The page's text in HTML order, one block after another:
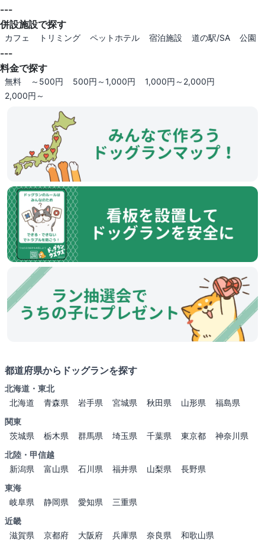
---
併設施設で探す
カフェ トリミング ペットホテル 宿泊施設 道の駅/SA 公園
---
料金で探す
無料 ～500円 500円～1,000円
1,000円～2,000円
2,000円～
都道府県からドッグランを探す
北海道・東北
北海道
青森県 岩手県 宮城県 秋田県 山形県
福島県
関東
茨城県
栃木県 群馬県 埼玉県 千葉県 東京都
神奈川県
北陸・甲信越
新潟県
富山県 石川県 福井県 山梨県
長野県
東海
岐阜県
静岡県 愛知県
三重県
近畿
滋賀県
京都府 大阪府 兵庫県 奈良県
和歌山県